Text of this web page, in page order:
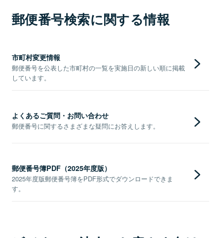
郵便番号検索に関する情報
市町村変更情報
郵便番号を公表した市町村の一覧を実施日の新しい順に掲載
しています。
よくあるご質問・お問い合わせ
郵便番号に関するさまざまな疑問にお答えします。
郵便番号簿PDF（2025年度版）
2025年度版郵便番号簿をPDF形式でダウンロードできま
す。